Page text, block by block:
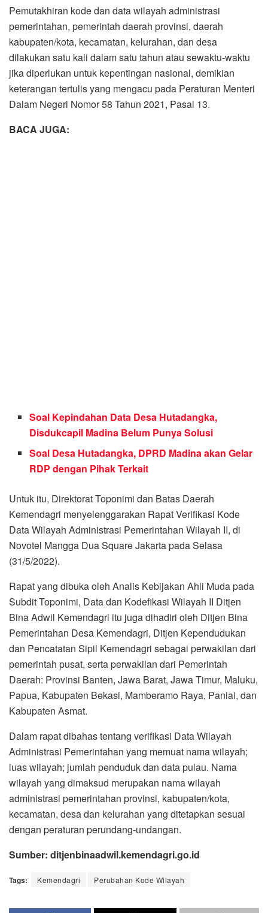
Pemutakhiran kode dan data wilayah administrasi
pemerintahan, pemerintah daerah provinsi, daerah
kabupaten/kota, kecamatan, kelurahan, dan desa
dilakukan satu kali dalam satu tahun atau sewaktu-waktu
jika diperlukan untuk kepentingan nasional, demikian
keterangan tertulis yang mengacu pada Peraturan Menteri
Dalam Negeri Nomor 58 Tahun 2021, Pasal 13.
BACA JUGA:
Soal Kepindahan Data Desa Hutadangka,
Disdukcapil Madina Belum Punya Solusi
Soal Desa Hutadangka, DPRD Madina akan Gelar
RDP dengan Pihak Terkait
Untuk itu, Direktorat Toponimi dan Batas Daerah
Kemendagri menyelenggarakan Rapat Verifikasi Kode
Data Wilayah Administrasi Pemerintahan Wilayah II, di
Novotel Mangga Dua Square Jakarta pada Selasa
(31/5/2022).
Rapat yang dibuka oleh Analis Kebijakan Ahli Muda pada
Subdit Toponimi, Data dan Kodefikasi Wilayah II Ditjen
Bina Adwil Kemendagri itu juga dihadiri oleh Ditjen Bina
Pemerintahan Desa Kemendagri, Ditjen Kependudukan
dan Pencatatan Sipil Kemendagri sebagai perwakilan dari
pemerintah pusat, serta perwakilan dari Pemerintah
Daerah: Provinsi Banten, Jawa Barat, Jawa Timur, Maluku,
Papua, Kabupaten Bekasi, Mamberamo Raya, Paniai, dan
Kabupaten Asmat.
Dalam rapat dibahas tentang verifikasi Data Wilayah
Administrasi Pemerintahan yang memuat nama wilayah;
luas wilayah; jumlah penduduk dan data pulau. Nama
wilayah yang dimaksud merupakan nama wilayah
administrasi pemerintahan provinsi, kabupaten/kota,
kecamatan, desa dan kelurahan yang ditetapkan sesuai
dengan peraturan perundang-undangan.
Sumber: ditjenbinaadwil.kemendagri.go.id
Tags: Kemendagri Perubahan Kode Wilayah